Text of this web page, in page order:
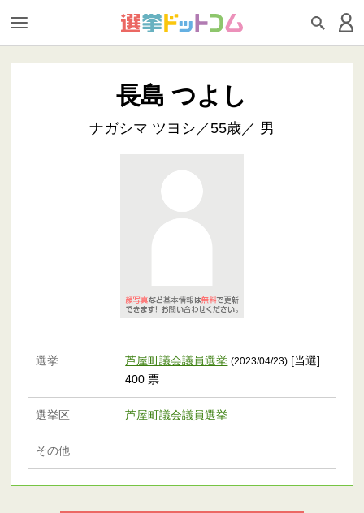
長島 つよし
ナガシマ ツヨシ／55歳／ 男
選挙 芦屋町議会議員選挙 (2023/04/23) [当選]
400 票
選挙区 芦屋町議会議員選挙
その他